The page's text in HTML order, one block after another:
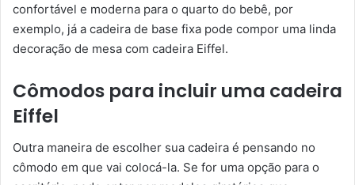
confortável e moderna para o quarto do bebê, por
exemplo, já a cadeira de base fixa pode compor uma linda
decoração de mesa com cadeira Eiffel.
Cômodos para incluir uma cadeira
Eiffel
Outra maneira de escolher sua cadeira é pensando no
cômodo em que vai colocá-la. Se for uma opção para o